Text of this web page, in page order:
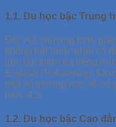
1.1. Du học bậc Trung
Đối với chương trình
không bắt buộc phải có
làm bài kiểm tra tiếng
English Proficiency).
một số trường học sẽ có
mức 4.5.
1.2. Du học bậc Cao